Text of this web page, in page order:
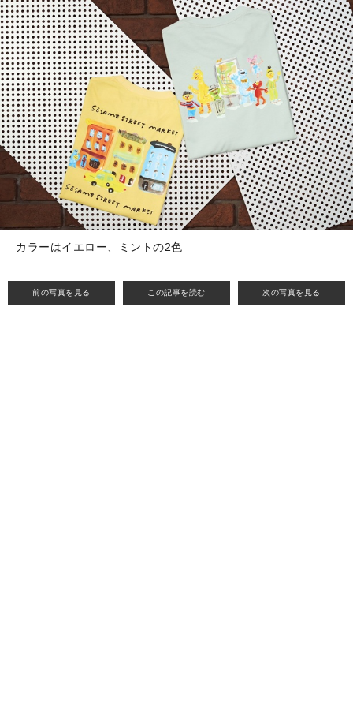
前の写真を見る この記事を読む 次の写真を見る
カラーはイエロー、ミントの2色